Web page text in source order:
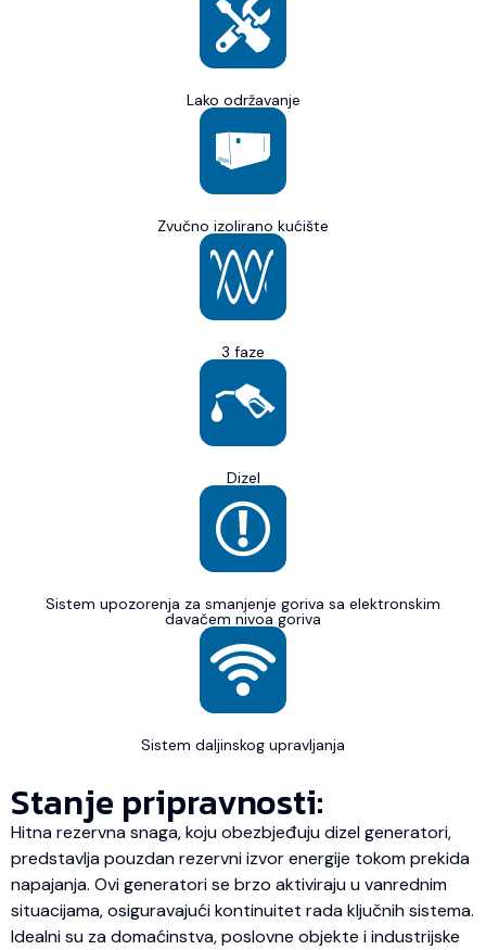
Lako održavanje
Zvučno izolirano kućište
3 faze
Dizel
Sistem upozorenja za smanjenje goriva sa elektronskim
davačem nivoa goriva
Sistem daljinskog upravljanja
Stanje pripravnosti:
Hitna rezervna snaga, koju obezbjeđuju dizel generatori,
predstavlja pouzdan rezervni izvor energije tokom prekida
napajanja. Ovi generatori se brzo aktiviraju u vanrednim
situacijama, osiguravajući kontinuitet rada ključnih sistema.
Idealni su za domaćinstva, poslovne objekte i industrijske